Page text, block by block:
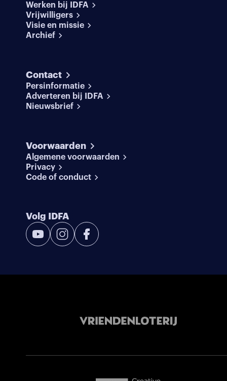
Werken bij IDFA
Vrijwilligers
Visie en missie
Archief
Contact
Persinformatie
Adverteren bij IDFA
Nieuwsbrief
Voorwaarden
Algemene voorwaarden
Privacy
Code of conduct
Volg IDFA